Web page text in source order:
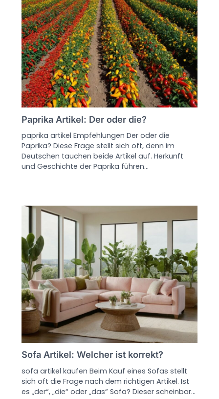
Paprika Artikel: Der oder die?
paprika artikel Empfehlungen Der oder die
Paprika? Diese Frage stellt sich oft, denn im
Deutschen tauchen beide Artikel auf. Herkunft
und Geschichte der Paprika führen…
Sofa Artikel: Welcher ist korrekt?
sofa artikel kaufen Beim Kauf eines Sofas stellt
sich oft die Frage nach dem richtigen Artikel. Ist
es „der“, „die“ oder „das“ Sofa? Dieser scheinbar…